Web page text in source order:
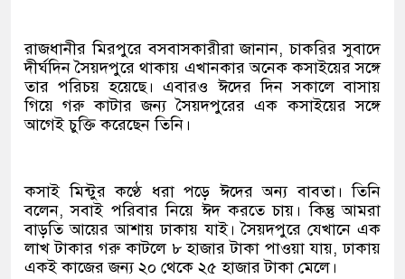
রাজধানীর মিরপুরে বসবাসকারীরা জানান, চাকরির সুবাদে
দীর্ঘদিন সৈয়দপুরে থাকায় এখানকার অনেক কসাইয়ের সঙ্গে
তার পরিচয় হয়েছে। এবারও ঈদের দিন সকালে বাসায়
গিয়ে গরু কাটার জন্য সৈয়দপুরের এক কসাইয়ের সঙ্গে
আগেই চুক্তি করেছেন তিনি।
কসাই মিন্টুর কণ্ঠে ধরা পড়ে ঈদের অন্য বাবতা। তিনি
বলেন, সবাই পরিবার নিয়ে ঈদ করতে চায়। কিন্তু আমরা
বাড়তি আয়ের আশায় ঢাকায় যাই। সৈয়দপুরে যেখানে এক
লাখ টাকার গরু কাটলে ৮ হাজার টাকা পাওয়া যায়, ঢাকায়
একই কাজের জন্য ২০ থেকে ২৫ হাজার টাকা মেলে।